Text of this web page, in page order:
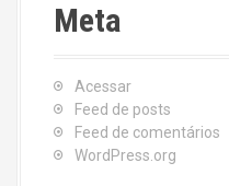
Meta
Acessar
Feed de posts
Feed de comentários
WordPress.org